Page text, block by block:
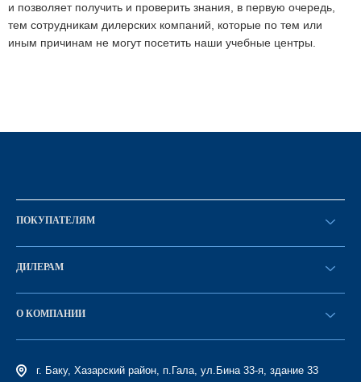
и позволяет получить и проверить знания, в первую очередь,
тем сотрудникам дилерских компаний, которые по тем или
иным причинам не могут посетить наши учебные центры.
ПОКУПАТЕЛЯМ
Оформить заказ
Каталог
ДИЛЕРАМ
Стать дилером
О КОМПАНИИ
История компании
г. Баку, Хазарский район, п.Гала, ул.Бина 33-я, здание 33